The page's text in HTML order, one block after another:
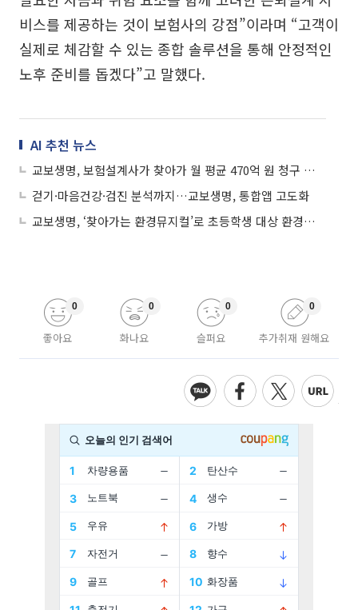
비스를 제공하는 것이 보험사의 강점”이라며 “고객이
실제로 체감할 수 있는 종합 솔루션을 통해 안정적인
노후 준비를 돕겠다”고 말했다.
AI 추천 뉴스
교보생명, 보험설계사가 찾아가 월 평균 470억 원 청구 도왔다
걷기·마음건강·검진 분석까지…교보생명, 통합앱 고도화
교보생명, ‘찾아가는 환경뮤지컬’로 초등학생 대상 환경교육 선보여
좋아요
0
화나요
0
슬퍼요
0
추가취재 원해요
0